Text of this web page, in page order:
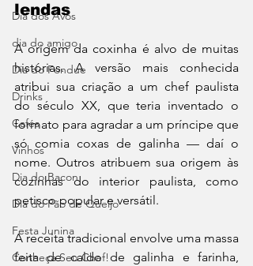
Dia dos Avós
dia do amigo
Dia do Fondue
Drinks
Cafés
Vinhos
Dia do Bacon
Dia do Pão de Queijo
Festa Junina
Conheça Seu Chef!
lendas
A origem da coxinha é alvo de muitas
histórias. A versão mais conhecida
atribui sua criação a um chef paulista
do século XX, que teria inventado o
formato para agradar a um príncipe que
só comia coxas de galinha — daí o
nome. Outros atribuem sua origem às
cozinhas do interior paulista, como
petisco popular e versátil.
A receita tradicional envolve uma massa
feita de caldo de galinha e farinha,